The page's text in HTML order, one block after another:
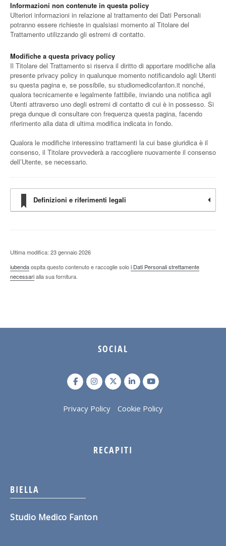
Informazioni non contenute in questa policy
Ulteriori informazioni in relazione al trattamento dei Dati Personali
potranno essere richieste in qualsiasi momento al Titolare del
Trattamento utilizzando gli estremi di contatto.
Modifiche a questa privacy policy
Il Titolare del Trattamento si riserva il diritto di apportare modifiche alla
presente privacy policy in qualunque momento notificandolo agli Utenti
su questa pagina e, se possibile, su studiomedicofanton.it nonché,
qualora tecnicamente e legalmente fattibile, inviando una notifica agli
Utenti attraverso uno degli estremi di contatto di cui è in possesso. Si
prega dunque di consultare con frequenza questa pagina, facendo
riferimento alla data di ultima modifica indicata in fondo.
Qualora le modifiche interessino trattamenti la cui base giuridica è il
consenso, il Titolare provvederà a raccogliere nuovamente il consenso
dell’Utente, se necessario.
Definizioni e riferimenti legali
Ultima modifica: 23 gennaio 2026
iubendaospita questo contenuto e raccoglie soloi Dati Personali strettamente
necessarialla sua fornitura.
SOCIAL
Privacy Policy Cookie Policy
RECAPITI
BIELLA
Studio Medico Fanton